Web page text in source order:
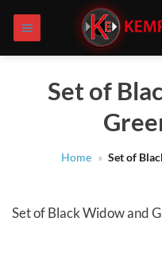
Inhalt
springen
Set of
Home » Set of
Set of Black Widow and